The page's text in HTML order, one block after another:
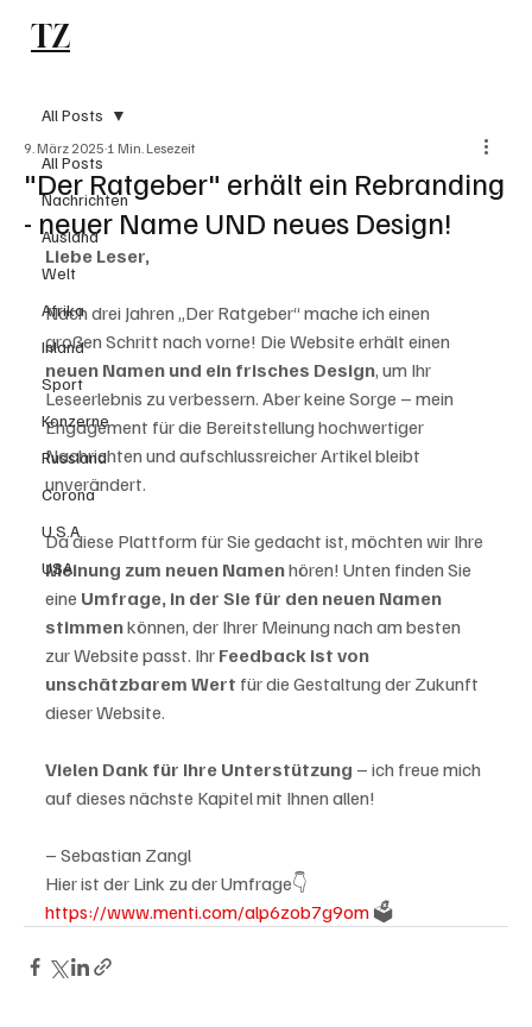
TZ
All Posts
Nachrichten
Ausland
Welt
Afrika
Inland
Sport
Konzerne
Russland
Corona
U.S.A
USA
All Posts
"Der Ratgeber" erhält ein Rebranding
- neuer Name UND neues Design!
9. März 2025 1 Min. Lesezeit
Liebe Leser,
Nach drei Jahren „Der Ratgeber“ mache ich einen
großen Schritt nach vorne! Die Website erhält einen
neuen Namen und ein frisches Design, um Ihr
Leseerlebnis zu verbessern. Aber keine Sorge – mein
Engagement für die Bereitstellung hochwertiger
Nachrichten und aufschlussreicher Artikel bleibt
unverändert.
Da diese Plattform für Sie gedacht ist, möchten wir Ihre
Meinung zum neuen Namen hören! Unten finden Sie
eine Umfrage, in der Sie für den neuen Namen
stimmen können, der Ihrer Meinung nach am besten
zur Website passt. Ihr Feedback ist von
unschätzbarem Wert für die Gestaltung der Zukunft
dieser Website.
Vielen Dank für Ihre Unterstützung – ich freue mich
auf dieses nächste Kapitel mit Ihnen allen!
– Sebastian Zangl
Hier ist der Link zu der Umfrage👇
https://www.menti.com/alp6zob7g9om 🗳